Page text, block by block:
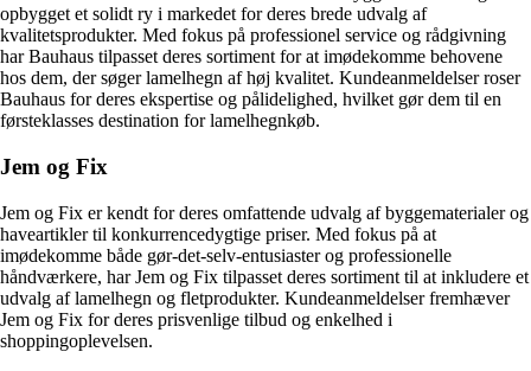
opbygget et solidt ry i markedet for deres brede udvalg af
kvalitetsprodukter. Med fokus på professionel service og rådgivning
har Bauhaus tilpasset deres sortiment for at imødekomme behovene
hos dem, der søger lamelhegn af høj kvalitet. Kundeanmeldelser roser
Bauhaus for deres ekspertise og pålidelighed, hvilket gør dem til en
førsteklasses destination for lamelhegnkøb.
Jem og Fix
Jem og Fix er kendt for deres omfattende udvalg af byggematerialer og
haveartikler til konkurrencedygtige priser. Med fokus på at
imødekomme både gør-det-selv-entusiaster og professionelle
håndværkere, har Jem og Fix tilpasset deres sortiment til at inkludere et
udvalg af lamelhegn og fletprodukter. Kundeanmeldelser fremhæver
Jem og Fix for deres prisvenlige tilbud og enkelhed i
shoppingoplevelsen.